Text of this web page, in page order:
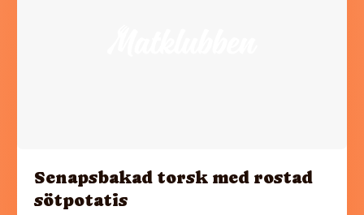
Senapsbakad torsk med rostad
sötpotatis